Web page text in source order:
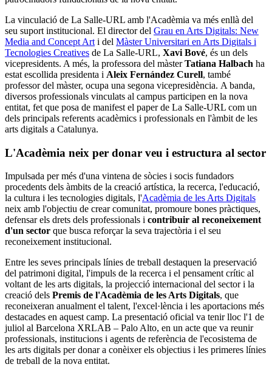
La vinculació de La Salle-URL amb l'Acadèmia va més enllà del
seu suport institucional. El director del Grau en Arts Digitals: New
Media and Concept Art i del Màster Universitari en Arts Digitals i
Tecnologies Creatives de La Salle-URL, Xavi Bové, és un dels
vicepresidents. A més, la professora del màsterTatiana Halbach ha
estat escollida presidenta i Aleix Fernández Curell, també
professor del màster, ocupa una segona vicepresidència. A banda,
diversos professionals vinculats al campus participen en la nova
entitat, fet que posa de manifest el paper de La Salle-URL com un
dels principals referents acadèmics i professionals en l'àmbit de les
arts digitals a Catalunya.
L'Acadèmia neix per donar veu i estructura al sector
Impulsada per més d'una vintena de sòcies i socis fundadors
procedents dels àmbits de la creació artística, la recerca, l'educació,
la cultura i les tecnologies digitals, l'Acadèmia de les Arts Digitals
neix amb l'objectiu de crear comunitat, promoure bones pràctiques,
defensar els drets dels professionals i contribuir al reconeixement
d'un sector que busca reforçar la seva trajectòria i el seu
reconeixement institucional.
Entre les seves principals línies de treball destaquen la preservació
del patrimoni digital, l'impuls de la recerca i el pensament crític al
voltant de les arts digitals, la projecció internacional del sector i la
creació dels Premis de l'Acadèmia de les Arts Digitals, que
reconeixeran anualment el talent, l'excel·lència i les aportacions més
destacades en aquest camp. La presentació oficial va tenir lloc l'1 de
juliol al Barcelona XRLAB – Palo Alto, en un acte que va reunir
professionals, institucions i agents de referència de l'ecosistema de
les arts digitals per donar a conèixer els objectius i les primeres línies
de treball de la nova entitat.